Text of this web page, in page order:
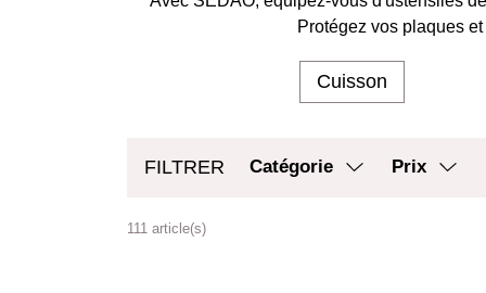
Protégez vos plaques
Cuisson
FILTRER Catégorie Prix
111 article(s)